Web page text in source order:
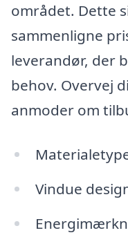
området. Dette
sammenligne
leverandør, der
behov. Overvej
anmoder om
Vindue